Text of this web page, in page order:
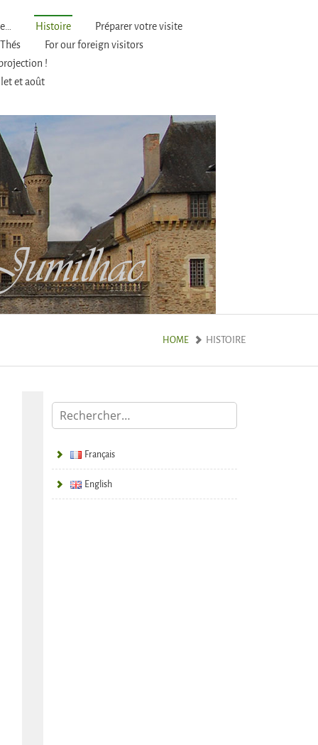
Histoire
Préparer votre visite
For our foreign visitors
!
et août
HOME HISTOIRE
Français
English